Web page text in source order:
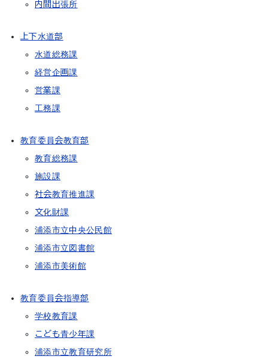
内間出張所
上下水道部
水道総務課
経営企画課
営業課
工務課
教育委員会教育部
教育総務課
施設課
社会教育推進課
文化財課
浦添市立中央公民館
浦添市立図書館
浦添市美術館
教育委員会指導部
学校教育課
こども青少年課
浦添市立教育研究所